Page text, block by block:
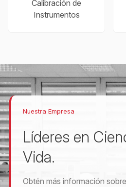
Calibración de
Instrumentos
Nuestra Empresa
Líderes en
Vida.
Obtén más información